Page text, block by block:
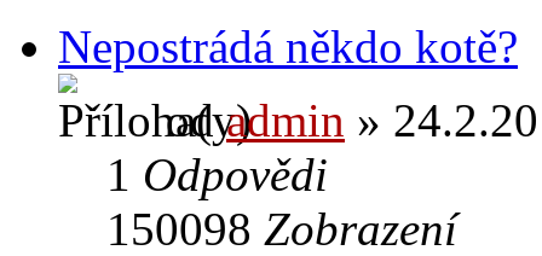
Nepostrádá někdo kotě?
odadmin »
1 Odpovědi
150098 Zobrazení